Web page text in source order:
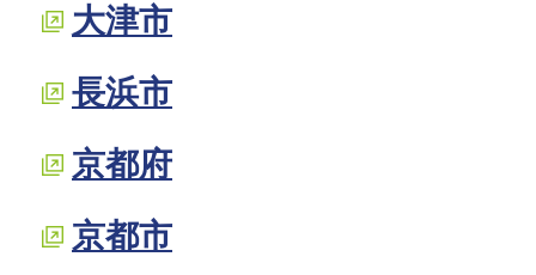
大津市
長浜市
京都府
京都市